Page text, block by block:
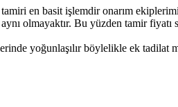
en basit işlemdir onarım
olmayaktır. Bu yüzden tamir
yoğunlaşılır böylelikle ek